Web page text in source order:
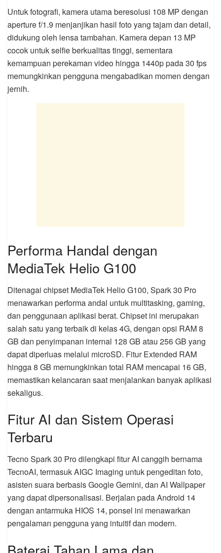
Untuk fotografi, kamera utama beresolusi 108 MP dengan
aperture f/1.9 menjanjikan hasil foto yang tajam dan detail,
didukung oleh lensa tambahan. Kamera depan 13 MP
cocok untuk selfie berkualitas tinggi, sementara
kemampuan perekaman video hingga 1440p pada 30 fps
memungkinkan pengguna mengabadikan momen dengan
jernih.
Performa Handal dengan
MediaTek Helio G100
Ditenagai chipset MediaTek Helio G100, Spark 30 Pro
menawarkan performa andal untuk multitasking, gaming,
dan penggunaan aplikasi berat. Chipset ini merupakan
salah satu yang terbaik di kelas 4G, dengan opsi RAM 8
GB dan penyimpanan internal 128 GB atau 256 GB yang
dapat diperluas melalui microSD. Fitur Extended RAM
hingga 8 GB memungkinkan total RAM mencapai 16 GB,
memastikan kelancaran saat menjalankan banyak aplikasi
sekaligus.
Fitur AI dan Sistem Operasi
Terbaru
Tecno Spark 30 Pro dilengkapi fitur AI canggih bernama
TecnoAI, termasuk AIGC Imaging untuk pengeditan foto,
asisten suara berbasis Google Gemini, dan AI Wallpaper
yang dapat dipersonalisasi. Berjalan pada Android 14
dengan antarmuka HIOS 14, ponsel ini menawarkan
pengalaman pengguna yang intuitif dan modern.